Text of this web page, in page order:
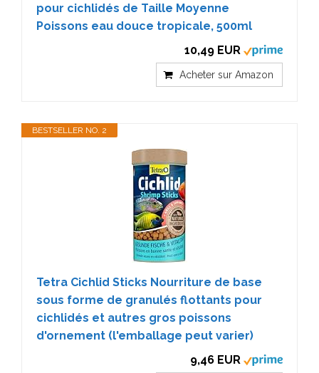
pour cichlidés de Taille Moyenne
Poissons eau douce tropicale, 500ml
10,49 EUR
Acheter sur Amazon
BESTSELLER NO. 2
Tetra Cichlid Sticks Nourriture de base
sous forme de granulés flottants pour
cichlidés et autres gros poissons
d'ornement (l'emballage peut varier)
9,46 EUR